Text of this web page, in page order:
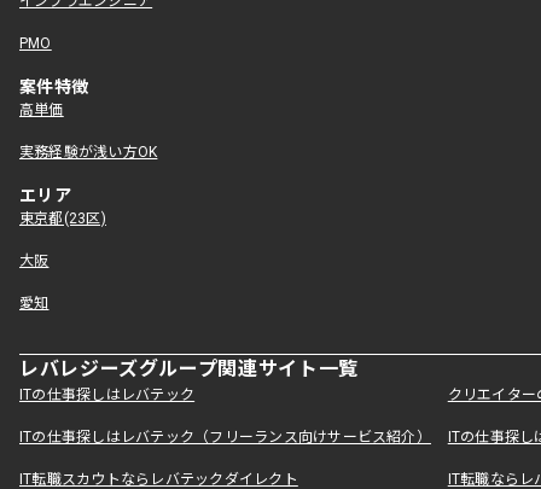
PMO
案件特徴
高単価
実務経験が浅い方OK
エリア
東京都(23区)
大阪
愛知
レバレジーズグループ関連サイト一覧
ITの仕事探しはレバテック クリエイタ
ITの仕事探しはレバテック（フリーランス向けサービス紹介） ITの仕事探
IT転職スカウトならレバテックダイレクト IT転職なら